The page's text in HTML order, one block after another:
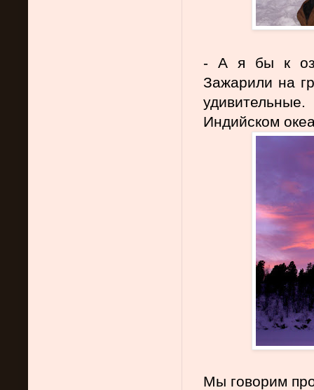
- А я бы к
Зажарили на
Индийском
Мы говорим